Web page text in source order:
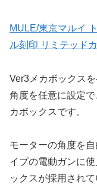
MULE/東京マルイ
ル刻印 リミテッド
Ver3メカボックス
角度を任意に設定
カボックスです。
モーターの角度を
イプの電動ガンに
ックスが採用され